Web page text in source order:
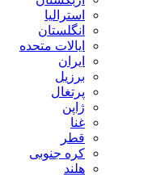
استرالیا
انگلستان
ایالات متحده
ایران
برزیل
پرتغال
ژاپن
غنا
قطر
کره جنوبی
هلند